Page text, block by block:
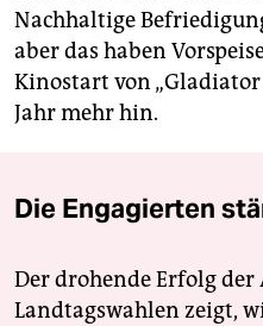
Nachhaltige
aber das haben
Kinostart von „Gladiator
Jahr mehr hin.
Die Engagierten
Der drohende Erfolg
Landtagswahlen zeigt,